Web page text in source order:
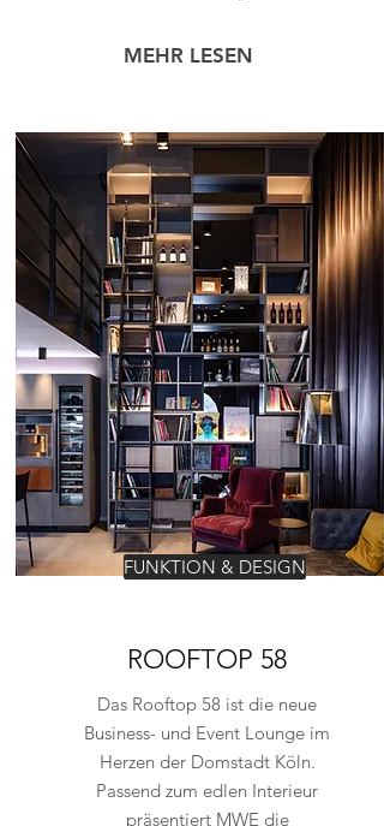
MEHR LESEN
FUNKTION & DESIGN
Das Rooftop 58 ist die neue
Business- und Event Lounge im
Herzen der Domstadt Köln.
Passend zum edlen Interieur
präsentiert MWE die
ROOFTOP 58